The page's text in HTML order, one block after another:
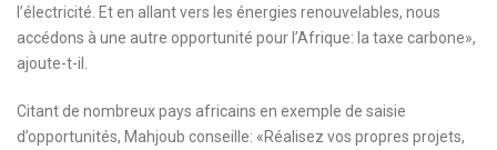
l’électricité. Et en allant vers les énergies renouvelables, nous
accédons à une autre opportunité pour l’Afrique: la taxe carbone»,
ajoute-t-il.
Citant de nombreux pays africains en exemple de saisie
d’opportunités, Mahjoub conseille: «Réalisez vos propres projets,